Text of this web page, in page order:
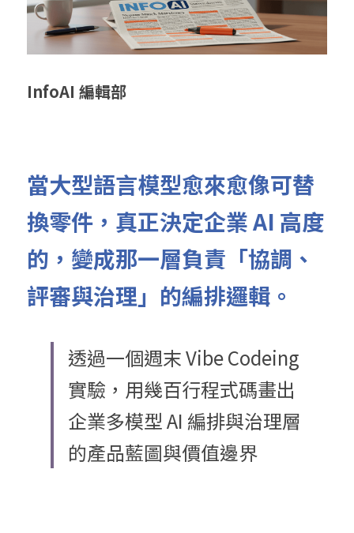
InfoAI 編輯部
當大型語言模型愈來愈像可替
換零件，真正決定企業 AI 高度
的，變成那一層負責「協調、
評審與治理」的編排邏輯。
透過一個週末 Vibe Codeing
實驗，用幾百行程式碼畫出
企業多模型 AI 編排與治理層
的產品藍圖與價值邊界